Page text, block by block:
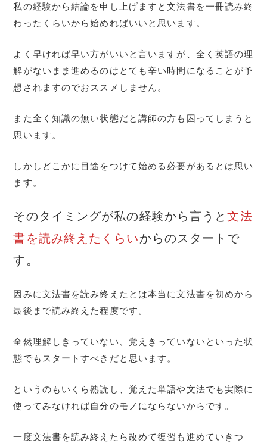
私の経験から結論を申し上げますと文法書を一冊読み終
わったくらいから始めればいいと思います。
よく早ければ早い方がいいと言いますが、全く英語の理
解がないまま進めるのはとても辛い時間になることが予
想されますのでおススメしません。
また全く知識の無い状態だと講師の方も困ってしまうと
思います。
しかしどこかに目途をつけて始める必要があるとは思い
ます。
そのタイミングが私の経験から言うと文法
書を読み終えたくらいからのスタートで
す。
因みに文法書を読み終えたとは本当に文法書を初めから
最後まで読み終えた程度です。
全然理解しきっていない、覚えきっていないといった状
態でもスタートすべきだと思います。
というのもいくら熟読し、覚えた単語や文法でも実際に
使ってみなければ自分のモノにならないからです。
一度文法書を読み終えたら改めて復習も進めていきつ